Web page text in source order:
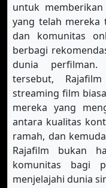
untuk
yang telah mereka
dan komunitas
berbagi
dunia perfilman.
tersebut,
streaming film
mereka yang
antara kualitas
ramah, dan
Rajafilm bukan
komunitas bagi
menjelajahi dunia